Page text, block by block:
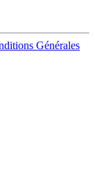
Générales